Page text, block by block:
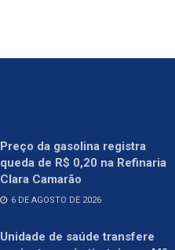
Preço da gasolina registra
queda de R$ 0,20 na Refinaria
Clara Camarão
6 DE AGOSTO DE 2026
Unidade de saúde transfere